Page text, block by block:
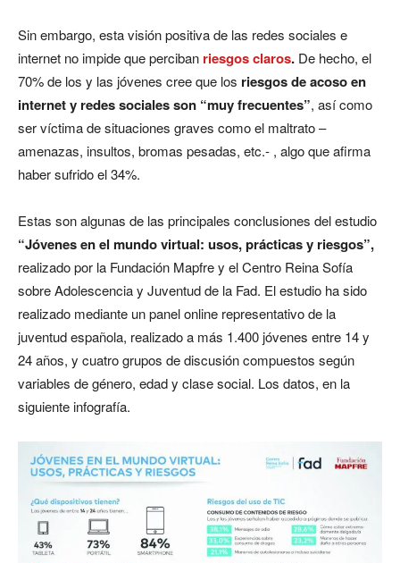
Sin embargo, esta visión positiva de las redes sociales e
internet no impide que perciban riesgos claros. De hecho, el
70% de los y las jóvenes cree que los riesgos de acoso en
internet y redes sociales son “muy frecuentes”, así como
ser víctima de situaciones graves como el maltrato –
amenazas, insultos, bromas pesadas, etc.- , algo que afirma
haber sufrido el 34%.
Estas son algunas de las principales conclusiones del estudio
“Jóvenes en el mundo virtual: usos, prácticas y riesgos”,
realizado por la Fundación Mapfre y el Centro Reina Sofía
sobre Adolescencia y Juventud de la Fad. El estudio ha sido
realizado mediante un panel online representativo de la
juventud española, realizado a más 1.400 jóvenes entre 14 y
24 años, y cuatro grupos de discusión compuestos según
variables de género, edad y clase social. Los datos, en la
siguiente infografía.